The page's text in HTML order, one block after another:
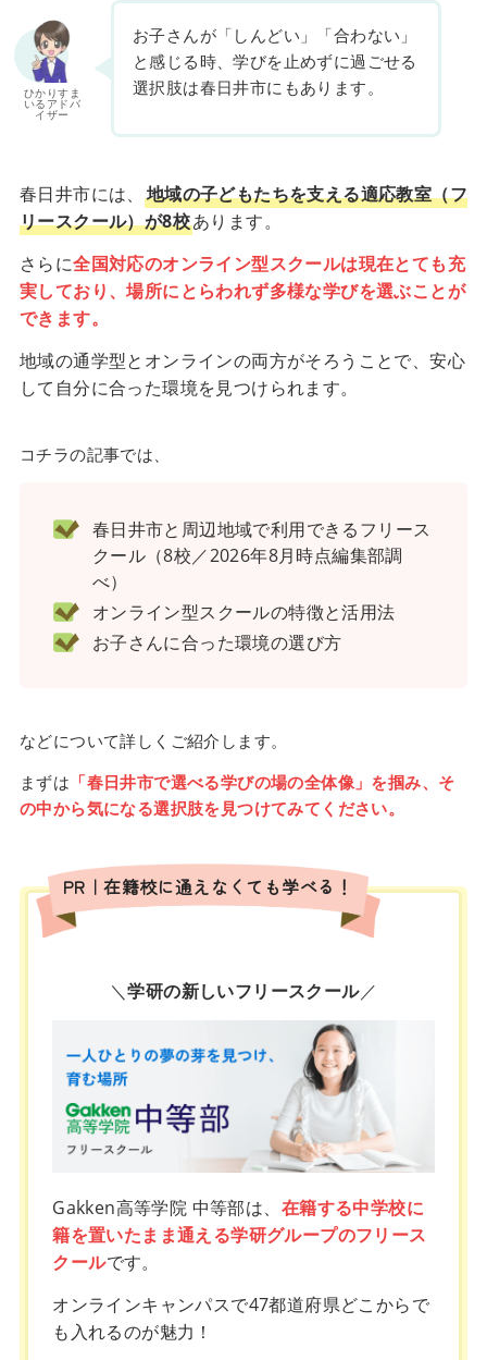
ひかりすま
いるアドバ
イザー
お子さんが「しんどい」「合わない」
と感じる時、学びを止めずに過ごせる
選択肢は春日井市にもあります。
春日井市には、 地域の子どもたちを支える適応教室（フ
リースクール）が8校あります。
さらに全国対応のオンライン型スクールは現在とても充
実しており、場所にとらわれず多様な学びを選ぶことが
できます。
地域の通学型とオンラインの両方がそろうことで、安心
して自分に合った環境を見つけられます。
コチラの記事では、
春日井市と周辺地域で利用できるフリース
クール（8校／2026年8月時点編集部調
べ）
オンライン型スクールの特徴と活用法
お子さんに合った環境の選び方
などについて詳しくご紹介します。
まずは 「春日井市で選べる学びの場の全体像」を掴み、そ
の中から気になる選択肢を見つけてみてください。
PR｜在籍校に通えなくても学べる！
＼学研の新しいフリースクール／
Gakken高等学院 中等部は、 在籍する中学校に
籍を置いたまま通える学研グループのフリース
クールです。
オンラインキャンパスで47都道府県どこからで
も入れるのが魅力！